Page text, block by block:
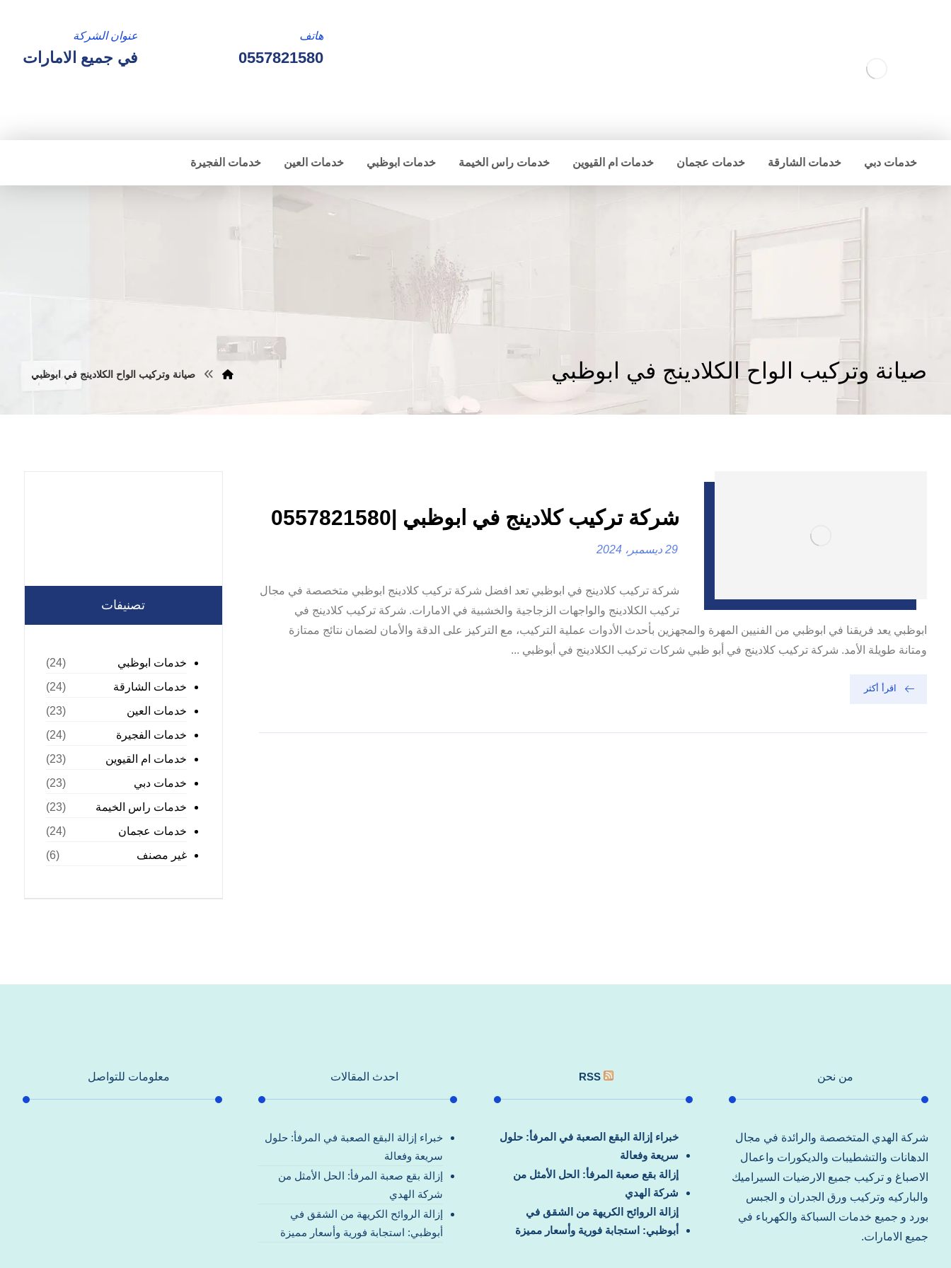
عنوان الشركة
في جميع الامارات
هاتف
0557821580
خدمات دبي خدمات الشارقة خدمات عجمان خدمات ام القيوين خدمات راس الخيمة خدمات ابوظبي خدمات العين خدمات الفجيرة
صيانة وتركيب الواح الكلادينج في ابوظبي صيانة وتركيب الواح الكلادينج في ابوظبي
شركة تركيب كلادينج في ابوظبي |0557821580
29 ديسمبر، 2024
شركة تركيب كلادينج في ابوظبي تعد افضل شركة تركيب كلادينج ابوظبي متخصصة في مجال
تركيب الكلادينج والواجهات الزجاجية والخشبية في الامارات. شركة تركيب كلادينج في
ابوظبي يعد فريقنا في ابوظبي من الفنيين المهرة والمجهزين بأحدث الأدوات عملية التركيب، مع التركيز على الدقة والأمان لضمان نتائج ممتازة
ومتانة طويلة الأمد. شركة تركيب كلادينج في أبو ظبي شركات تركيب الكلادينج في أبوظبي ...
اقرأ أكثر
تصنيفات
خدمات ابوظبي
(24)
خدمات الشارقة
(24)
خدمات العين
(23)
خدمات الفجيرة
(24)
خدمات ام القيوين
(23)
خدمات دبي
(23)
خدمات راس الخيمة
(23)
خدمات عجمان
(24)
غير مصنف
(6)
من نحن
شركة الهدي المتخصصة والرائدة في مجال
الدهانات والتشطيبات والديكورات واعمال
الاصباغ و تركيب جميع الارضيات السيراميك
والباركيه وتركيب ورق الجدران و الجبس
بورد و جميع خدمات السباكة والكهرباء في
جميع الامارات.
RSS
خبراء إزالة البقع الصعبة في المرفأ: حلول
سريعة وفعالة
إزالة بقع صعبة المرفأ: الحل الأمثل من
شركة الهدي
إزالة الروائح الكريهة من الشقق في
أبوظبي: استجابة فورية وأسعار مميزة
احدث المقالات
خبراء إزالة البقع الصعبة في المرفأ: حلول
سريعة وفعالة
إزالة بقع صعبة المرفأ: الحل الأمثل من
شركة الهدي
إزالة الروائح الكريهة من الشقق في
أبوظبي: استجابة فورية وأسعار مميزة
معلومات للتواصل